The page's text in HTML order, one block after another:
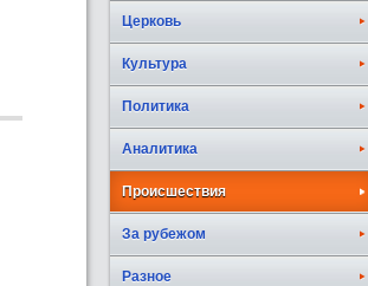
Церковь
Культура
Политика
Аналитика
Происшествия
За рубежом
Разное